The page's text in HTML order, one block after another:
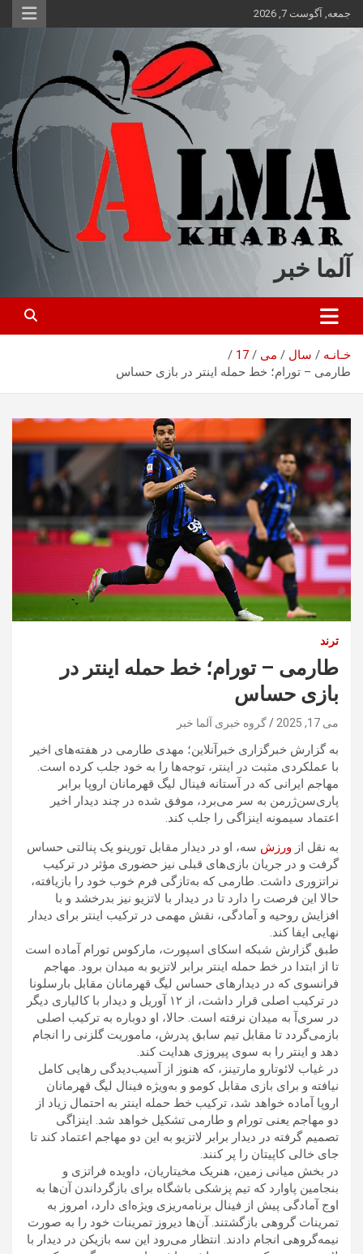
محتوا
جمعه, آگوست 7, 2026
آلما خبر
خـانـه سال می
17
طارمی – تورام؛ خط حمله اینتر در بازی حساس
ترند
طارمی – تورام؛ خط حمله اینتر در
بازی حساس
می 17, 2025 گروه خبری آلما خبر
به گزارش خبرگزاری خبرآنلاین؛ مهدی طارمی در هفته‌های اخیر
با عملکردی مثبت در اینتر، توجه‌ها را به خود جلب کرده است.
مهاجم ایرانی که در آستانه فینال لیگ قهرمانان اروپا برابر
پاری‌سن‌ژرمن به سر می‌برد، موفق شده در چند دیدار اخیر
اعتماد سیمونه اینزاگی را جلب کند.
به نقل از ورزش سه، او در دیدار مقابل تورینو یک پنالتی حساس
گرفت و در جریان بازی‌های قبلی نیز حضوری مؤثر در ترکیب
نراتزوری داشت. طارمی که به‌تازگی فرم خوب خود را بازیافته،
حالا این فرصت را دارد تا در دیدار با لاتزیو نیز بدرخشد و با
افزایش روحیه و آمادگی، نقش مهمی در ترکیب اینتر برای دیدار
نهایی ایفا کند.
طبق گزارش شبکه اسکای اسپورت، مارکوس تورام آماده است
تا از ابتدا در خط حمله اینتر برابر لاتزیو به میدان برود. مهاجم
فرانسوی که در دیدارهای حساس لیگ قهرمانان مقابل بارسلونا
در ترکیب اصلی قرار داشت، از ۱۲ آوریل و دیدار با کالیاری دیگر
در سری‌آ به میدان نرفته است. حالا، او دوباره به ترکیب اصلی
بازمی‌گردد تا مقابل تیم سابق پدرش، ماموریت گلزنی را انجام
دهد و اینتر را به سوی پیروزی هدایت کند.
در غیاب لائوتارو مارتینز، که هنوز از آسیب‌دیدگی رهایی کامل
نیافته و برای بازی مقابل کومو و به‌ویژه فینال لیگ قهرمانان
اروپا آماده خواهد شد، ترکیب خط حمله اینتر به احتمال زیاد از
دو مهاجم یعنی تورام و طارمی تشکیل خواهد شد. اینزاگی
تصمیم گرفته در دیدار برابر لاتزیو به این دو مهاجم اعتماد کند تا
جای خالی کاپیتان را پر کنند.
در بخش میانی زمین، هنریک مخیتاریان، داویده فراتزی و
بنجامین پاوارد که تیم پزشکی باشگاه برای بازگرداندن آن‌ها به
اوج آمادگی پیش از فینال برنامه‌ریزی ویژه‌ای دارد، امروز به
تمرینات گروهی بازگشتند. آن‌ها دیروز تمرینات خود را به صورت
نیمه‌گروهی انجام دادند. انتظار می‌رود این سه بازیکن در دیدار با